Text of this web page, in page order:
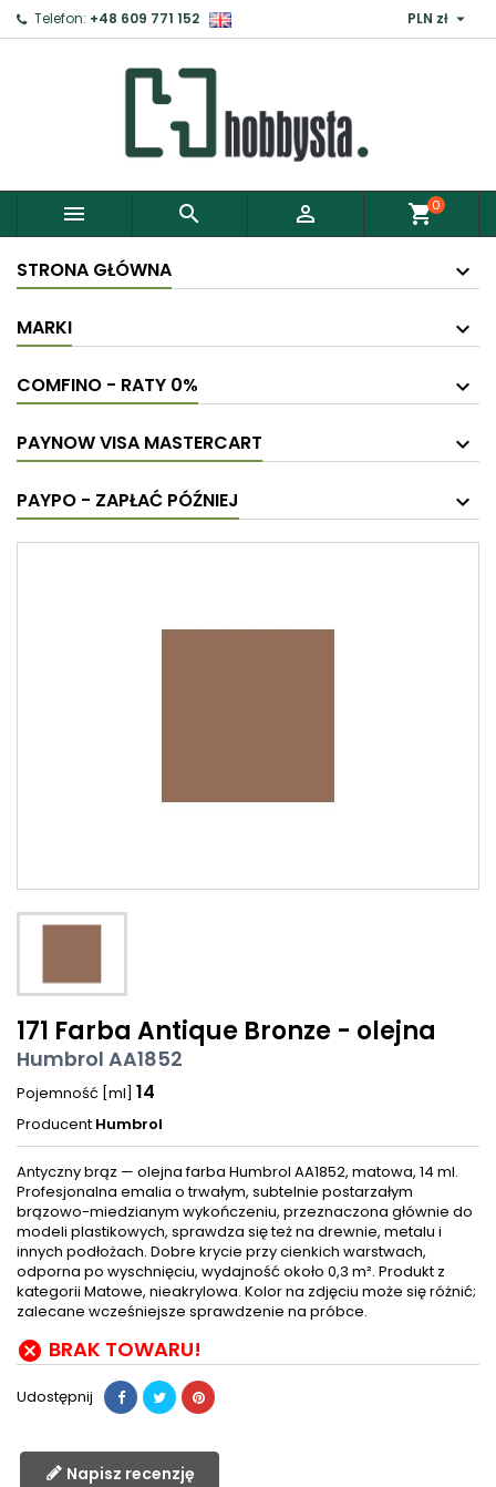
Telefon: +48 609 771 152 PLN zł 
   shopping_cart0
STRONA GŁÓWNA
MARKI
COMFINO - RATY 0%
PAYNOW VISA MASTERCART
PAYPO - ZAPŁAĆ PÓŹNIEJ
171 Farba Antique Bronze - olejna
Humbrol AA1852
Pojemność [ml] 14
Producent Humbrol
Antyczny brąz — olejna farba Humbrol AA1852, matowa, 14 ml.
Profesjonalna emalia o trwałym, subtelnie postarzałym
brązowo-miedzianym wykończeniu, przeznaczona głównie do
modeli plastikowych, sprawdza się też na drewnie, metalu i
innych podłożach. Dobre krycie przy cienkich warstwach,
odporna po wyschnięciu, wydajność około 0,3 m². Produkt z
kategorii Matowe, nieakrylowa. Kolor na zdjęciu może się różnić;
zalecane wcześniejsze sprawdzenie na próbce.
 BRAK TOWARU!
Udostępnij
Napisz recenzję